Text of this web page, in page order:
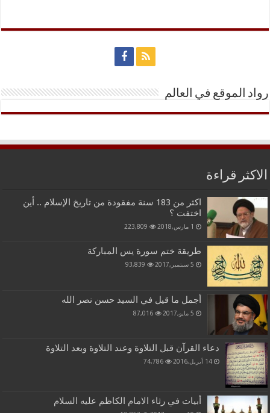
رواد الموقع في العالم
الاكثر قراءة
اكثر من 183 سنة مفقودة من تاريخ الإسلام .. أين
اختفت ؟
1 مارس,2018 223,809
طريقة ختم سورة يس المباركة
5 سبتمبر,2017 93,839
أجمل ما قيل في السيد حسن نصر الله
5 مايو,2017 87,016
دعاء القرآن قبل التلاوة وعند التلاوة وبعد التلاوة
14 أبريل,2016 74,786
أبيات في رثاء الامام الكاظم عليه السلام